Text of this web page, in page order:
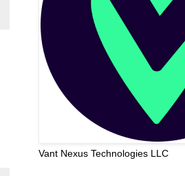
Vant Nexus Technologies LLC